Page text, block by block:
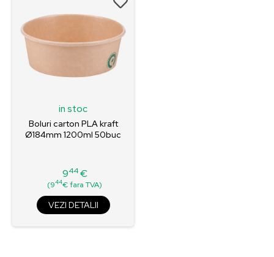
in stoc
Boluri carton PLA kraft
Ø184mm 1200ml 50buc
Pret
944€
(944€ fara TVA)
VEZI DETALII